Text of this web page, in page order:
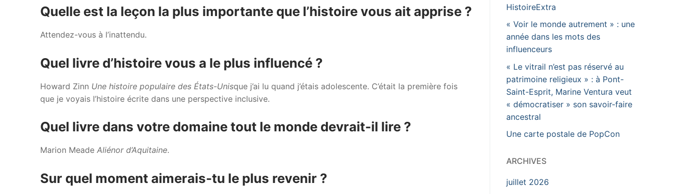
Quelle est la leçon la plus importante que l’histoire vous ait apprise ?
Attendez-vous à l’inattendu.
Quel livre d’histoire vous a le plus influencé ?
Howard Zinn Une histoire populaire des États-Unisque j’ai lu quand j’étais adolescente. C’était la première fois
que je voyais l’histoire écrite dans une perspective inclusive.
Quel livre dans votre domaine tout le monde devrait-il lire ?
Marion Meade Aliénor d’Aquitaine.
Sur quel moment aimerais-tu le plus revenir ?
HistoireExtra
« Voir le monde autrement » : une
année dans les mots des
influenceurs
« Le vitrail n’est pas réservé au
patrimoine religieux » : à Pont-
Saint-Esprit, Marine Ventura veut
« démocratiser » son savoir-faire
ancestral
Une carte postale de PopCon
ARCHIVES
juillet 2026